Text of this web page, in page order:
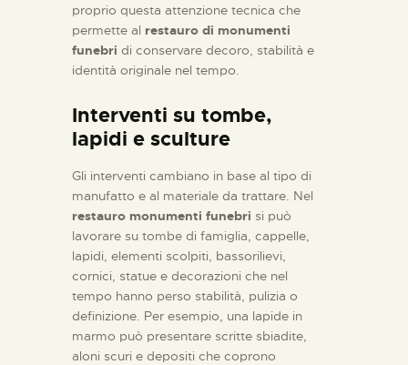
proprio questa attenzione tecnica che
permette al restauro di monumenti
funebri di conservare decoro, stabilità e
identità originale nel tempo.
Interventi su tombe,
lapidi e sculture
Gli interventi cambiano in base al tipo di
manufatto e al materiale da trattare. Nel
restauro monumenti funebri si può
lavorare su tombe di famiglia, cappelle,
lapidi, elementi scolpiti, bassorilievi,
cornici, statue e decorazioni che nel
tempo hanno perso stabilità, pulizia o
definizione. Per esempio, una lapide in
marmo può presentare scritte sbiadite,
aloni scuri e depositi che coprono